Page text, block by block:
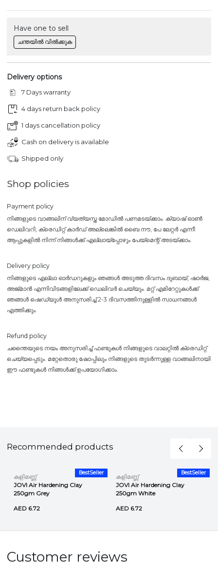
Have one to sell
ചന്തയിൽ വിൽക്കുക
Delivery options
7 Days warranty
4 days return back policy
1 days cancellation policy
Cash on delivery is available
Shipped only
Shop policies
Payment policy
നിങ്ങളുടെ വാങ്ങലിന് വ്യത്യസ്ത മോഡിൽ പണമടയ്ക്കാം. ക്യാഷ് ഓൺ
ഡെലിവറി, ക്രെഡിറ്റ് കാർഡ് അല്ലെങ്കിൽ ബൈ നൗ, പേ ലേറ്റർ എന്നീ
ആപ്പുകളിൽ നിന്ന് നിങ്ങൾക്ക് എല്ലായ്പ്പോഴും പേയ്‌മെന്റ് അടയ്ക്കാം.
Delivery policy
നിങ്ങളുടെ എല്ലാ ഓർഡറുകളും ഞങ്ങൾ അടുത്ത ദിവസം ദുബായ്, ഷാർജ,
അജ്മാൻ എന്നിവിടങ്ങളിലേക്ക് ഡെലിവർ ചെയ്യും. മറ്റ് എമിറേറ്റുകൾക്ക്
ഞങ്ങൾ ഷെഡ്യൂൾ അനുസരിച്ച് 2-3 ദിവസത്തിനുള്ളിൽ സാധനങ്ങൾ
എത്തിക്കും.
Refund policy
ചന്തൈയുടെ നയം അനുസരിച്ച് ഫണ്ടുകൾ നിങ്ങളുടെ വാലറ്റിൽ ക്രെഡിറ്റ്
ചെയ്യപ്പെടും. മറ്റേതൊരു ഷോപ്പിലും നിങ്ങളുടെ തുടർന്നുള്ള വാങ്ങലിനായി
ഈ ഫണ്ടുകൾ നിങ്ങൾക്ക് ഉപയോഗിക്കാം.
Recommended products
BestSeller
കളിമണ്ണ്
JOVI Air Hardening Clay
250gm Grey
AED 6.72
BestSeller
കളിമണ്ണ്
JOVI Air Hardening Clay
250gm White
AED 6.72
Customer reviews